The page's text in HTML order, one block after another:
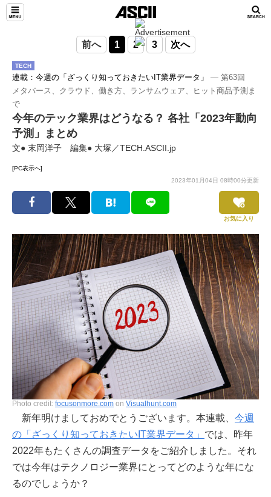
前へ 1 2 3 次へ
TECH
連載：今週の「ざっくり知っておきたいIT業界データ」 ― 第63回
メタバース、クラウド、働き方、ランサムウェア、ヒット商品予測ま
で
今年のテック業界はどうなる？ 各社「2023年動向
予測」まとめ
文● 末岡洋子 編集● 大塚／TECH.ASCII.jp
[PC表示へ]
2023年01月04日 08時00分更新
お気に入り
Photo credit: focusonmore.com on Visualhunt.com
新年明けましておめでとうございます。本連載、 今週
の「ざっくり知っておきたいIT業界データ」 では、昨年
2022年もたくさんの調査データをご紹介しました。それ
では今年はテクノロジー業界にとってどのような年にな
るのでしょうか？